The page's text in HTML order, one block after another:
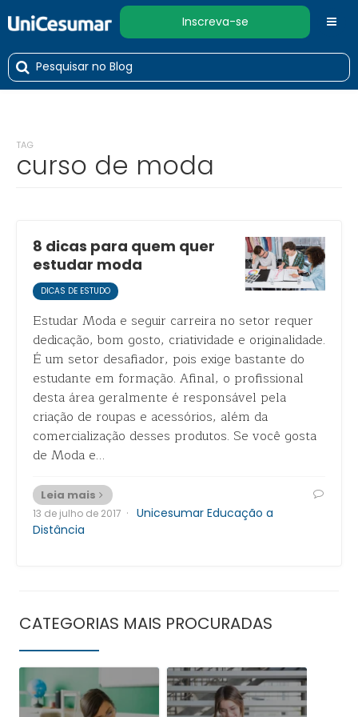
Inscreva-se
TAG
curso de moda
8 dicas para quem quer
estudar moda
DICAS DE ESTUDO
Estudar Moda e seguir carreira no setor requer
dedicação, bom gosto, criatividade e originalidade.
É um setor desafiador, pois exige bastante do
estudante em formação. Afinal, o profissional
desta área geralmente é responsável pela
criação de roupas e acessórios, além da
comercialização desses produtos. Se você gosta
de Moda e…
Leia mais
13 de julho de 2017 · Unicesumar Educação a
Distância
CATEGORIAS MAIS PROCURADAS